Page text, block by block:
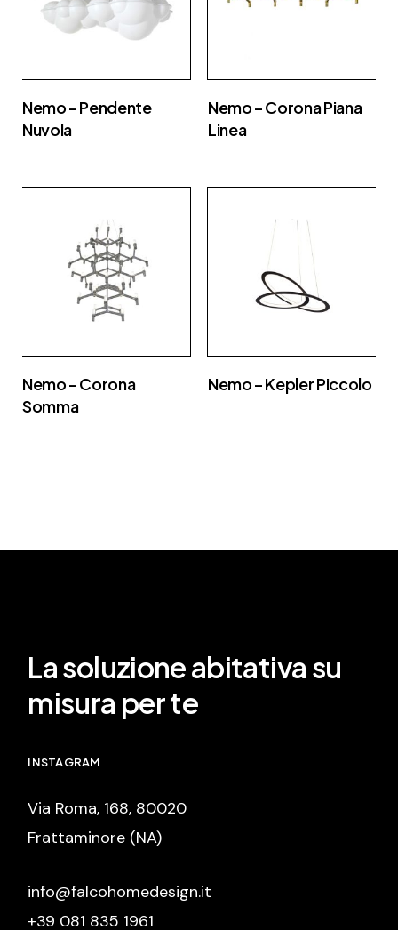
Nemo – Pendente
Nuvola
Nemo – Corona Piana
Linea
Nemo – Corona
Somma
Nemo – Kepler Piccolo
La soluzione abitativa su
misura per te
INSTAGRAM
Via Roma, 168, 80020
Frattaminore (NA)
info@falcohomedesign.it
+39 081 835 1961